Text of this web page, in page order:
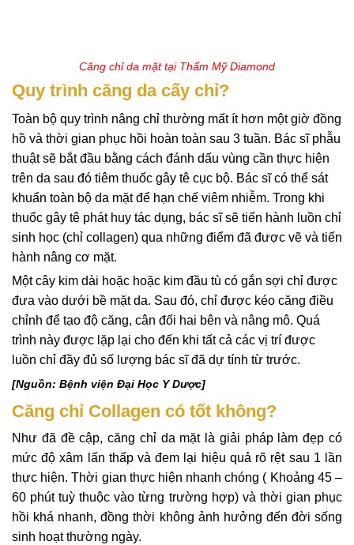
Căng chỉ da mặt tại Thẩm Mỹ Diamond
Quy trình căng da cấy chỉ?
Toàn bộ quy trình nâng chỉ thường mất ít hơn một giờ đồng
hồ và thời gian phục hồi hoàn toàn sau 3 tuần. Bác sĩ phẫu
thuật sẽ bắt đầu bằng cách đánh dấu vùng cần thực hiện
trên da sau đó tiêm thuốc gây tê cục bộ. Bác sĩ có thể sát
khuẩn toàn bộ da mặt để hạn chế viêm nhiễm. Trong khi
thuốc gây tê phát huy tác dụng, bác sĩ sẽ tiến hành luồn chỉ
sinh học (chỉ collagen) qua những điểm đã được vẽ và tiến
hành nâng cơ mặt.
Một cây kim dài hoặc hoặc kim đầu tù có gắn sợi chỉ được
đưa vào dưới bề mặt da. Sau đó, chỉ được kéo căng điều
chỉnh để tạo độ căng, cân đối hai bên và nâng mô. Quá
trình này được lặp lại cho đến khi tất cả các vị trí được
luồn chỉ đầy đủ số lượng bác sĩ đã dự tính từ trước.
[Nguồn: Bệnh viện Đại Học Y Dược]
Căng chỉ Collagen có tốt không?
Như đã đề cập, căng chỉ da mặt là giải pháp làm đẹp có
mức độ xâm lấn thấp và đem lại hiệu quả rõ rệt sau 1 lần
thực hiện. Thời gian thực hiện nhanh chóng ( Khoảng 45 –
60 phút tuỳ thuộc vào từng trường hợp) và thời gian phục
hồi khá nhanh, đồng thời không ảnh hưởng đến đời sống
sinh hoạt thường ngày.